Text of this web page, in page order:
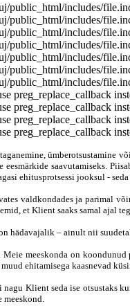
public_html/includes/
public_html/includes/
public_html/includes/
public_html/includes/
public_html/includes/
public_html/includes/
public_html/includes/
preg_replace_callback
preg_replace_callback
preg_replace_callback
preg_replace_callback
ümberotsustamine
saavutamiseks.
ehitusprotsessi jooksul -
valdkondades ja parimal
et Klient saaks samal ajal
– ainult nii
meeskonda on
ehitamisega kaasnevad
Klient seda ise otsustaks